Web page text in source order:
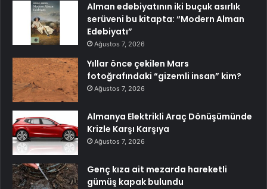
Alman edebiyatının iki buçuk asırlık
serüveni bu kitapta: “Modern Alman
Edebiyatı”
Ağustos 7, 2026
Yıllar önce çekilen Mars
fotoğrafındaki “gizemli insan” kim?
Ağustos 7, 2026
Almanya Elektrikli Araç Dönüşümünde
Krizle Karşı Karşıya
Ağustos 7, 2026
Genç kıza ait mezarda hareketli
gümüş kapak bulundu